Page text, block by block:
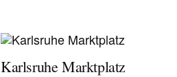
Karlsruhe Marktplatz